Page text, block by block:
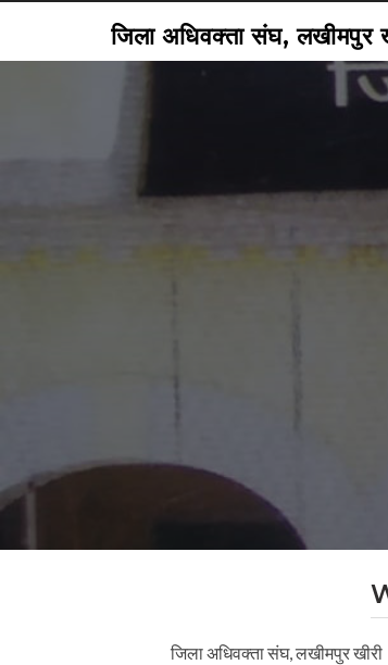
जिला अधिवक्ता संघ, लखीमपुर
जिला अधिवक्ता संघ, लखीमपुर खीरी